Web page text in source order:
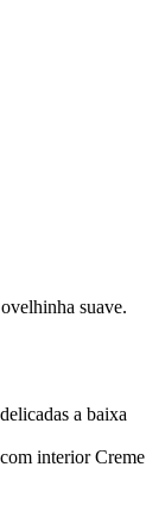
suave.
a baixa
interior Creme